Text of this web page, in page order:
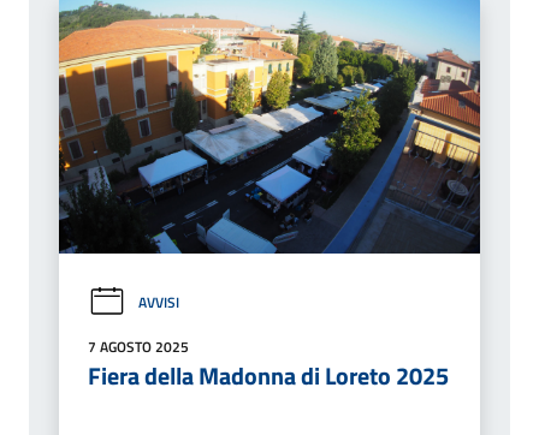
AVVISI
7 AGOSTO 2025
Fiera della Madonna di Loreto 2025